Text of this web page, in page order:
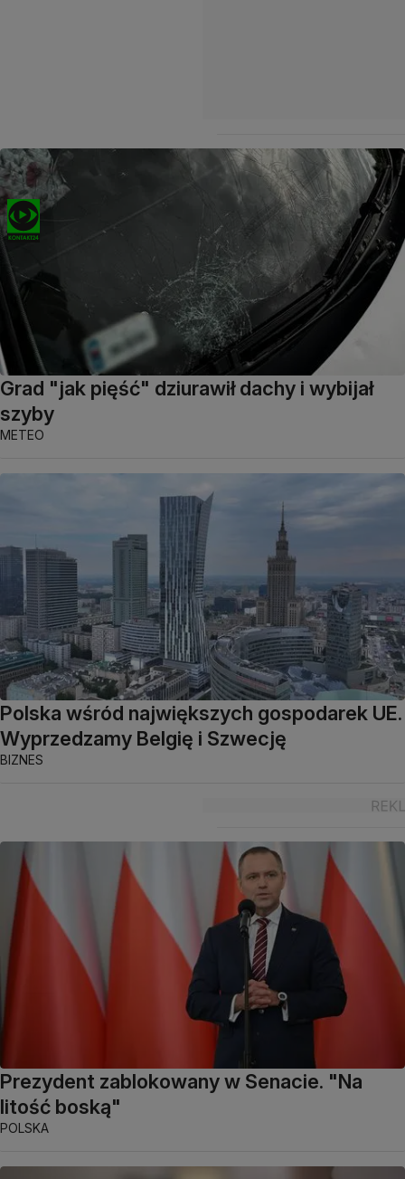
Grad "jak pięść" dziurawił dachy i wybijał
szyby
METEO
Polska wśród największych gospodarek UE.
Wyprzedzamy Belgię i Szwecję
BIZNES
Prezydent zablokowany w Senacie. "Na
litość boską"
POLSKA